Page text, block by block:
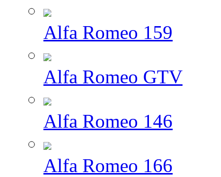
Alfa Romeo 159
Alfa Romeo GTV
Alfa Romeo 146
Alfa Romeo 166